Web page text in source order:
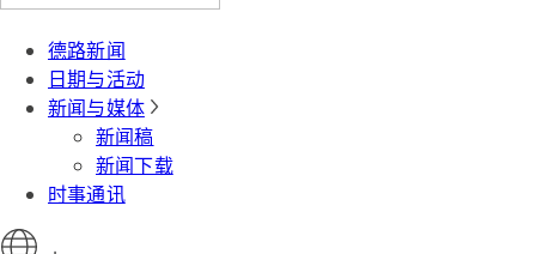
德路新闻
日期与活动
新闻与媒体
新闻稿
新闻下载
时事通讯